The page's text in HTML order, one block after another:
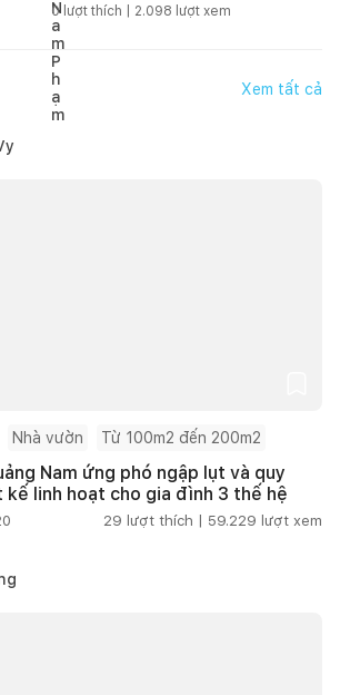
0lượt thích | 2.098 lượt xem
Xem tất cả
Nhà vườn Từ 100m2 đến 200m2
Nam ứng phó ngập lụt và quy
kế linh hoạt cho gia đình 3 thế hệ
29 lượt thích | 59.229 lượt xem